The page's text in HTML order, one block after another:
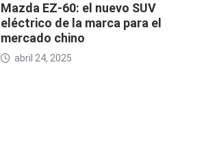
Mazda EZ-60: el nuevo SUV
eléctrico de la marca para el
mercado chino
abril 24, 2025